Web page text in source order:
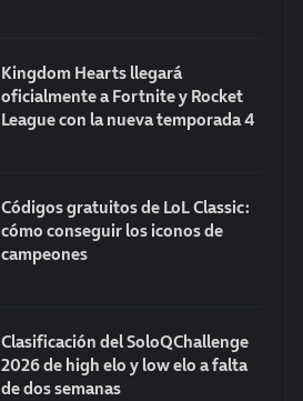
Kingdom Hearts llegará
oficialmente a Fortnite y Rocket
League con la nueva temporada 4
Códigos gratuitos de LoL Classic:
cómo conseguir los iconos de
campeones
Clasificación del SoloQChallenge
2026 de high elo y low elo a falta
de dos semanas